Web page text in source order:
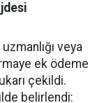
veya
ek ödeme
çekildi.
belirlendi: